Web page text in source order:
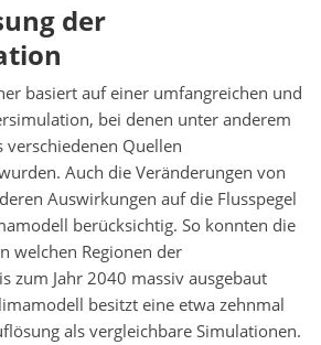
der
basiert auf einer umfangreichen und
bei denen unter anderem
verschiedenen Quellen
Auch die Veränderungen von
Auswirkungen auf die Flusspegel
berücksichtig. So konnten die
welchen Regionen der
zum Jahr 2040 massiv ausgebaut
besitzt eine etwa zehnmal
als vergleichbare Simulationen.